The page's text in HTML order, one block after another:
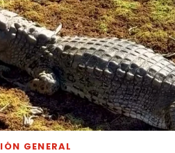
GENERAL